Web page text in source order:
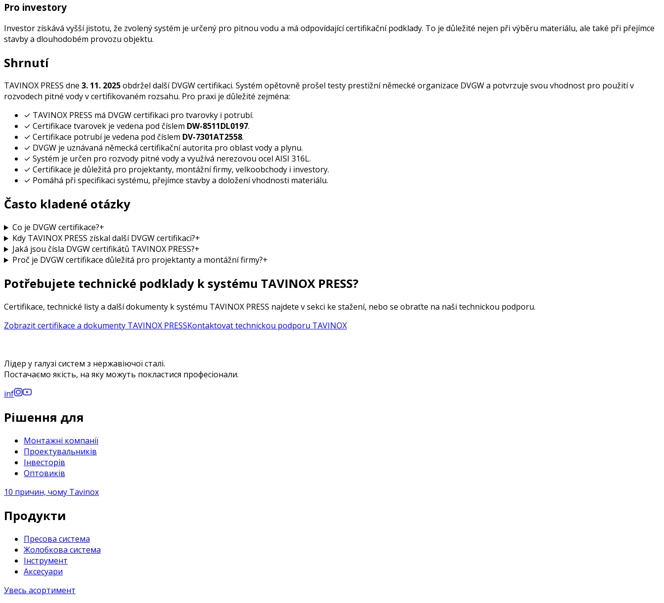
Pro investory
Investor získává vyšší jistotu, že zvolený systém je určený pro pitnou vodu a má odpovídající certifikační podklady. To je důležité nejen při výběru materiálu, ale také při přejímce
stavby a dlouhodobém provozu objektu.
Shrnutí
TAVINOX PRESS dne 3. 11. 2025obdržel další DVGW certifikaci. Systém opětovně prošel testy prestižní německé organizace DVGW a potvrzuje svou vhodnost pro použití v
rozvodech pitné vody v certifikovaném rozsahu. Pro praxi je důležité zejména:
✓ TAVINOX PRESS má DVGW certifikaci pro tvarovky i potrubí.
✓ Certifikace tvarovek je vedena pod číslem DW-8511DL0197.
✓ Certifikace potrubí je vedena pod číslem DV-7301AT2558.
✓ DVGW je uznávaná německá certifikační autorita pro oblast vody a plynu.
✓ Systém je určen pro rozvody pitné vody a využívá nerezovou ocel AISI 316L.
✓ Certifikace je důležitá pro projektanty, montážní firmy, velkoobchody i investory.
✓ Pomáhá při specifikaci systému, přejímce stavby a doložení vhodnosti materiálu.
Často kladené otázky
Co je DVGW certifikace?+
Kdy TAVINOX PRESS získal další DVGW certifikaci?+
Jaká jsou čísla DVGW certifikátů TAVINOX PRESS?+
Proč je DVGW certifikace důležitá pro projektanty a montážní firmy?+
Potřebujete technické podklady k systému TAVINOX PRESS?
Certifikace, technické listy a další dokumenty k systému TAVINOX PRESS najdete v sekci ke stažení, nebo se obraťte na naši technickou podporu.
Zobrazit certifikace a dokumenty TAVINOX PRESSKontaktovat technickou podporu TAVINOX
Лідер у галузі систем з нержавіючої сталі.
Постачаємо якість, на яку можуть покластися професіонали.
inf
Рішення для
Монтажні компанії
Проектувальників
Інвесторів
Оптовиків
10 причин, чому Tavinox
Продукти
Пресова система
Жолобкова система
Інструмент
Аксесуари
Увесь асортимент